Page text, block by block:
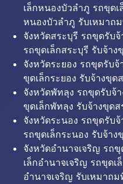
เล็กหนองบัวลำภู รถขุด
หนองบัวลำภู รับเหมาถ
จังหวัดสระบุรี รถขุดรับ
รถขุดเล็กสระบุรี รับจ้า
จังหวัดระยอง รถขุดรับจ้
ขุดเล็กระยอง รับจ้างขุด
จังหวัดพัทลุง รถขุดรับจ้
ขุดเล็กพัทลุง รับจ้างขุด
จังหวัดระนอง รถขุดรับ
รถขุดเล็กระนอง รับจ้า
จังหวัดอำนาจเจริญ รถ
เล็กอำนาจเจริญ รถขุดเ
อำนาจเจริญ รับเหมาถ